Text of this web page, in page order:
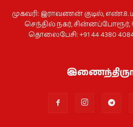
முகவரி: இராவணன் குடில்,
செந்தில் நகர், சின்னப்போரூர்,
தொலைபேசி: +91 44 4380